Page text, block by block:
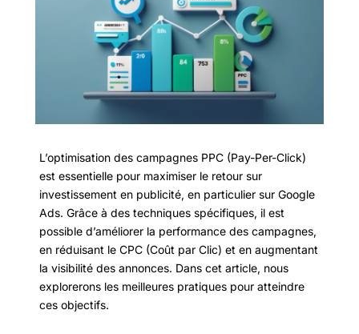
L’optimisation des campagnes PPC (Pay-Per-Click)
est essentielle pour maximiser le retour sur
investissement en publicité, en particulier sur Google
Ads. Grâce à des techniques spécifiques, il est
possible d’améliorer la performance des campagnes,
en réduisant le CPC (Coût par Clic) et en augmentant
la visibilité des annonces. Dans cet article, nous
explorerons les meilleures pratiques pour atteindre
ces objectifs.